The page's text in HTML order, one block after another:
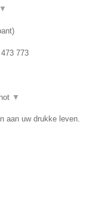
▼
)
773
▼
aan uw drukke leven.